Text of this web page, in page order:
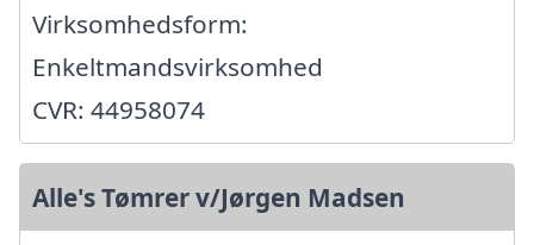
Virksomhedsform:
Enkeltmandsvirksomhed
CVR: 44958074
Alle's Tømrer v/Jørgen Madsen